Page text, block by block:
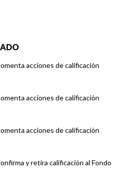
acciones de calificación
acciones de calificación
acciones de calificación
y retira calificación al Fondo